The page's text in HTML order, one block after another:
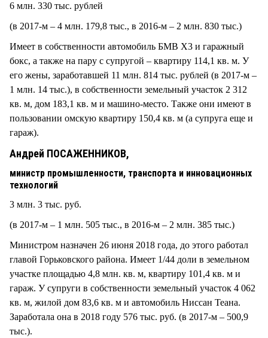
6 млн. 330 тыс. рублей
(в 2017-м – 4 млн. 179,8 тыс., в 2016-м – 2 млн. 830 тыс.)
Имеет в собственности автомобиль БМВ Х3 и гаражный
бокс, а также на пару с супругой – квартиру 114,1 кв. м. У
его жены, заработавшей 11 млн. 814 тыс. рублей (в 2017-м –
1 млн. 14 тыс.), в собственности земельный участок 2 312
кв. м, дом 183,1 кв. м и машино-место. Также они имеют в
пользовании омскую квартиру 150,4 кв. м (а супруга еще и
гараж).
Андрей ПОСАЖЕННИКОВ,
министр промышленности, транспорта и инновационных
технологий
3 млн. 3 тыс. руб.
(в 2017-м – 1 млн. 505 тыс., в 2016-м – 2 млн. 385 тыс.)
Министром назначен 26 июня 2018 года, до этого работал
главой Горьковского района. Имеет 1/44 доли в земельном
участке площадью 4,8 млн. кв. м, квартиру 101,4 кв. м и
гараж. У супруги в собственности земельный участок 4 062
кв. м, жилой дом 83,6 кв. м и автомобиль Ниссан Теана.
Заработала она в 2018 году 576 тыс. руб. (в 2017-м – 500,9
тыс.).